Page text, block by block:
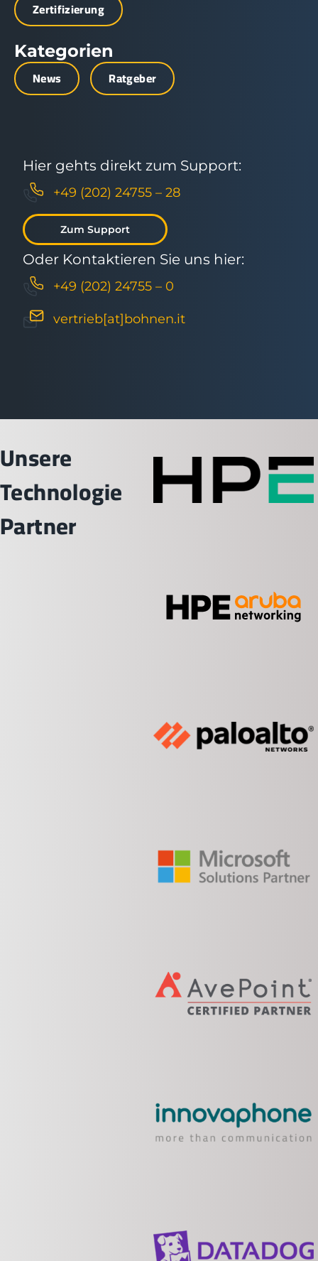
Zertifizierung
Kategorien
News Ratgeber
Hier gehts direkt zum Support:
+49 (202) 24755 – 28
Zum Support
Oder Kontaktieren Sie uns hier:
+49 (202) 24755 – 0
vertrieb[at]bohnen.it
Unsere
Technologie
Partner